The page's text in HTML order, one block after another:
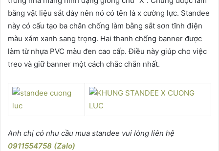
bằng vật liệu sắt dày nên nó có tên là x cường lực. Standee
này có cấu tạo ba chân chống làm bằng sắt sơn tĩnh điện
màu xám xanh sang trọng. Hai thanh chống banner được
làm từ nhựa PVC màu đen cao cấp. Điều này giúp cho việc
treo và giữ banner một cách chắc chắn nhất.
Anh chị có nhu cầu mua standee vui lòng liên hệ
0911554758 (Zalo)